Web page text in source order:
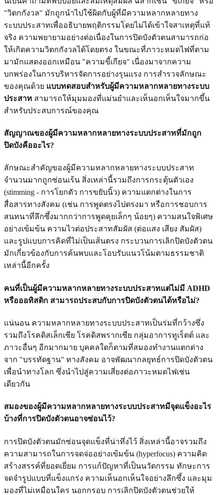
"วิตกกังวล" มักถูกนำไปใช้ผิดกับผู้ที่มีความหลากหลายทาง
ระบบประสาทเพื่ออธิบายพฤติกรรมโดยไม่ได้เข้าใจสาเหตุที่แท้
จริง ความพยายามอย่างต่อเนื่องในการปิดบังตัวตนสามารถก่อ
ให้เกิดความวิตกกังวลได้โดยตรง ในขณะที่ภาวะหมดไฟที่ตาม
มามักแสดงออกเหมือน "ความขี้เกียจ" เนื่องมาจากความ
บกพร่องในการบริหารจัดการอย่างรุนแรง การสำรวจลักษณะ
ของคุณด้วย แบบทดสอบสำหรับผู้มีความหลากหลายทางระบบ
ประสาท สามารถให้มุมมองที่แม่นยำและเห็นอกเห็นใจมากขึ้น
สำหรับประสบการณ์ของคุณ
สัญญาณของผู้มีความหลากหลายทางระบบประสาทที่มักถูก
ปิดบังคืออะไร?
ลักษณะสำคัญของผู้มีความหลากหลายทางระบบประสาท
จำนวนมากถูกซ่อนเร้น สิ่งเหล่านี้รวมถึงการกระตุ้นตัวเอง
(stimming - การโยกตัว การขยับนิ้ว) ความแตกต่างในการ
สื่อสารทางสังคม (เช่น การพูดตรงไปตรงมา หรือการชอบการ
สนทนาที่ลึกซึ้งมากกว่าการพูดคุยเล็กๆ น้อยๆ) ความสนใจพิเศษ
อย่างเข้มข้น ความไวต่อประสาทสัมผัส (ต่อแสง เสียง สัมผัส)
และรูปแบบการคิดที่ไม่เป็นเส้นตรง กระบวนการเลิกปิดบังตัวตน
มักเกี่ยวข้องกับการค้นพบและโอบรับแนวโน้มตามธรรมชาติ
เหล่านี้อีกครั้ง
คนที่เป็นผู้มีความหลากหลายทางระบบประสาทแต่ไม่มี ADHD
หรือออทิสติก สามารถประสบกับการปิดบังตัวตนได้หรือไม่?
แน่นอน ความหลากหลายทางระบบประสาทเป็นร่มที่กว้างซึ่ง
รวมถึงโรคดิสเล็กเซีย โรคดิสพรากเซีย กลุ่มอาการทูเร็ตต์ และ
ภาวะอื่นๆ อีกมากมาย บุคคลใดก็ตามที่สมองทำงานแตกต่าง
จาก "บรรทัดฐาน" ทางสังคม อาจพัฒนากลยุทธ์การปิดบังตัวตน
เพื่อนำทางโลก ซึ่งนำไปสู่ความเสี่ยงต่อภาวะหมดไฟเช่น
เดียวกัน
สมองของผู้มีความหลากหลายทางระบบประสาทมีจุดแข็งอะไร
บ้างที่การปิดบังตัวตนอาจซ่อนไว้?
การปิดบังตัวตนมักซ่อนจุดแข็งที่น่าทึ่งไว้ สิ่งเหล่านี้อาจรวมถึง
ความสามารถในการจดจ่ออย่างเข้มข้น (hyperfocus) ความคิด
สร้างสรรค์ที่ยอดเยี่ยม การแก้ปัญหาที่เป็นนวัตกรรม ทักษะการ
จดจำรูปแบบที่แข็งแกร่ง ความเห็นอกเห็นใจอย่างลึกซึ้ง และมุม
มองที่ไม่เหมือนใคร นอกกรอบ การเลิกปิดบังตัวตนช่วยให้